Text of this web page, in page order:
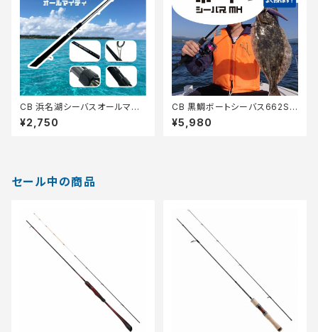
CB 浜名湖シーバスオールマイ
ティ 86【Tオリ】
¥2,750
CB 黒鯛ボートシーバス662S-
MH【Tオリ】
¥5,980
セール中の商品